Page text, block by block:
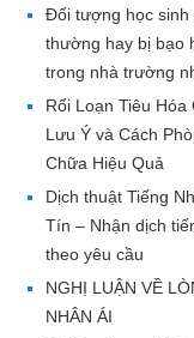
Đối tượng học sinh
thường hay bị bạo
trong nhà trường
Rối Loạn Tiêu Hóa
Lưu Ý và Cách
Chữa Hiệu Quả
Dịch thuật Tiếng
Tín – Nhận dịch
theo yêu cầu
NGHỊ LUẬN VỀ
NHÂN ÁI